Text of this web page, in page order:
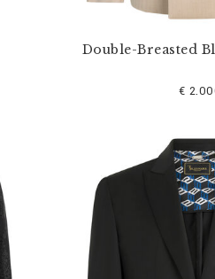
Double-Breasted
€